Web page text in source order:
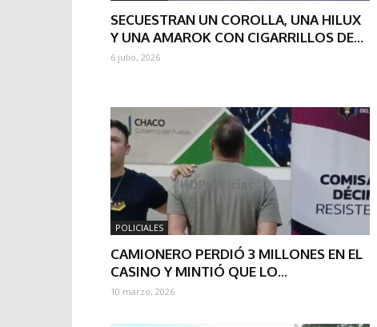
SECUESTRAN UN COROLLA, UNA HILUX
Y UNA AMAROK CON CIGARRILLOS DE...
6 julio, 2026
POLICIALES
CAMIONERO PERDIÓ 3 MILLONES EN EL
CASINO Y MINTIÓ QUE LO...
10 marzo, 2026